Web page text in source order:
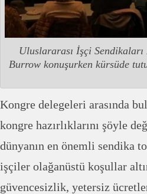
Uluslararası İşçi
Burrow konuşurken kürsüde
Kongre delegeleri arasında
kongre hazırlıklarını şöyle
dünyanın en önemli sendika
işçiler olağanüstü koşullar
güvencesizlik, yetersiz